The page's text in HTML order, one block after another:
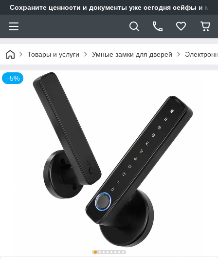
Сохраните ценности и документы уже сегодня сейфы и
Товары и услуги Умные замки для дверей
–5%